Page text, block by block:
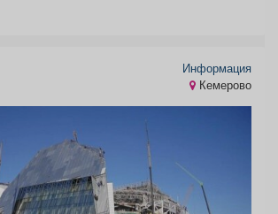
Информация
Кемерово